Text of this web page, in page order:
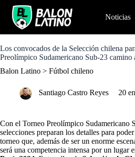
o
c
n
Noticias
Los convocados de la Selección chilena
Preolímpico Sudamericano Sub-23 camino
Balon Latino > Fútbol chileno
Santiago Castro Reyes 20
Con el Torneo Preolímpico Sudamericano
selecciones preparan los detalles para
torneo que, además de ser un enorme
será una competencia intensa por un lugar